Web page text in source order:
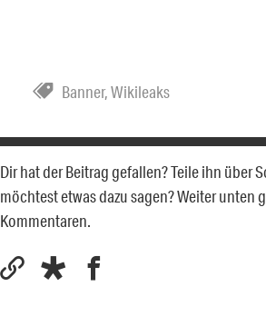
Banner,Wikileaks
Dir hat der Beitrag gefallen? Teile ihn über
möchtest etwas dazu sagen? Weiter unten
Kommentaren.